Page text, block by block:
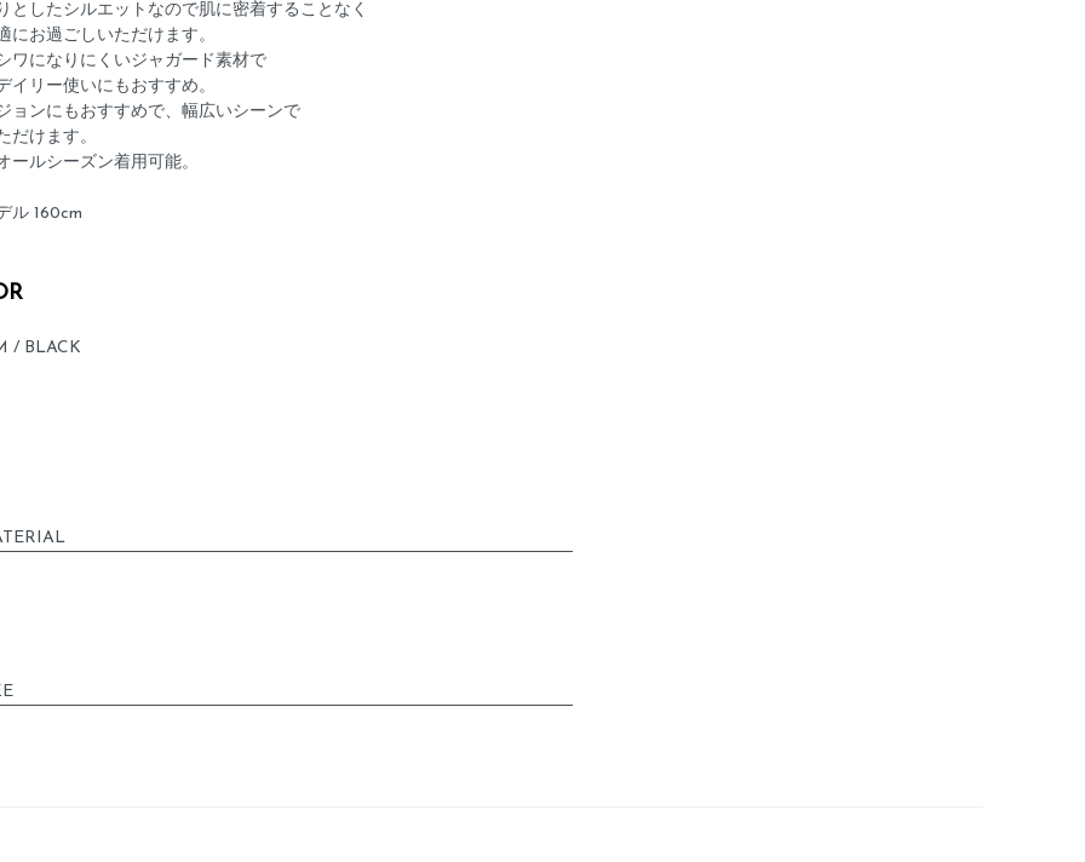
としたシルエットなので肌に密着することなく
にお過ごしいただけます。
ワになりにくいジャガード素材で
イリー使いにもおすすめ。
ョンにもおすすめで、幅広いシーンで
だけます。
ールシーズン着用可能。
ル 160cm
/ BLACK